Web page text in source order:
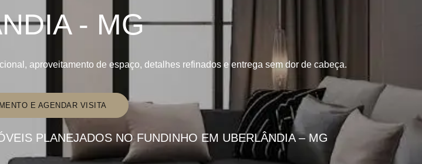
- MG
aproveitamento de espaço, detalhes refinados e entrega sem dor de cabeça.
E AGENDAR VISITA
PLANEJADOS NO FUNDINHO EM UBERLÂNDIA – MG